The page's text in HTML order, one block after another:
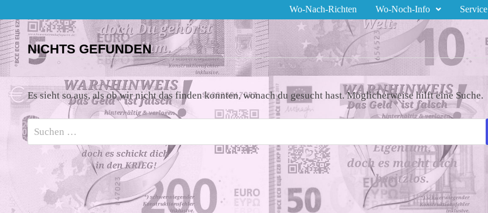
Wo-Nach-Richten Wo-Noch-Info Service
NICHTS GEFUNDEN
Es sieht so aus, als ob wir nicht das finden konnten, wonach du gesucht hast. Möglicherweise hilft eine Suche.
Suchen
nach: